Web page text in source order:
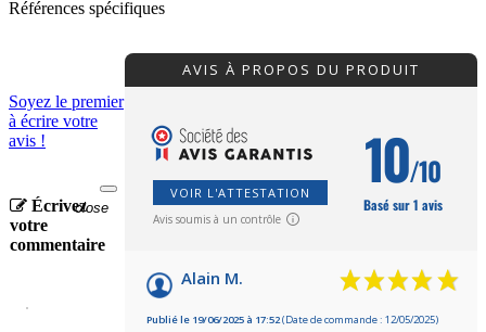
Références spécifiques
AVIS À PROPOS DU PRODUIT
VOIR L'ATTESTATION
Avis soumis à un contrôle
10/10
Basé sur 1 avis
Alain M.
Publié le 19/06/2025 à 17:52(Date de commande : 12/05/2025)
Soyez le premier
à écrire votre
avis !
Écrivez
votre
commentaire
close